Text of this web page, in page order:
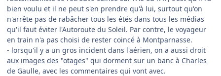
bien voulu et il ne peut s'en prendre qu'à lui, surtout qu'on
n'arrête pas de rabâcher tous les étés dans tous les médias
qu'il faut éviter l'Autoroute du Soleil. Par contre, le voyageur
en train n'a pas choisi de rester coincé à Montparnasse.
- lorsqu'il y a un gros incident dans l'aérien, on a aussi droit
aux images des "otages" qui dorment sur un banc à Charles
de Gaulle, avec les commentaires qui vont avec.